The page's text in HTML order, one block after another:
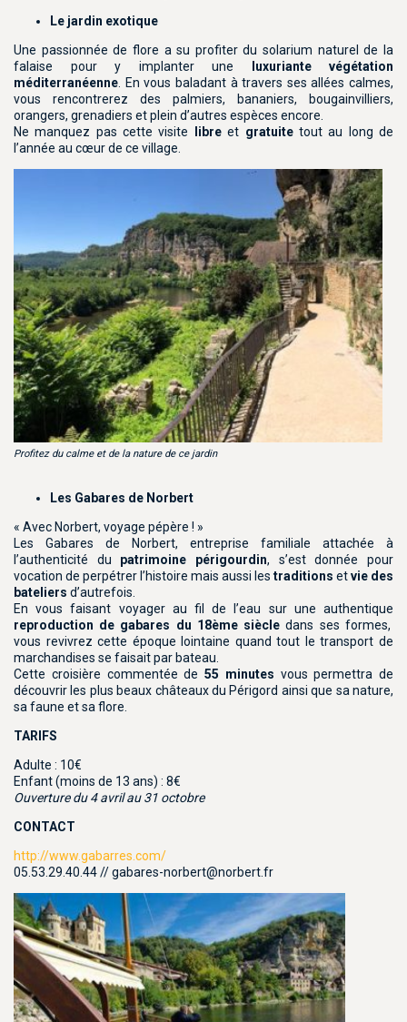
Le jardin exotique
Une passionnée de flore a su profiter du solarium naturel de la
falaise pour y implanter une
luxuriante végétation
méditerranéenne . En vous baladant à travers ses allées calmes,
vous rencontrerez des palmiers, bananiers, bougainvilliers,
orangers, grenadiers et plein d’autres espèces encore.
Ne manquez pas cette visite
libreet gratuitetout au long de
l’année au cœur de ce village.
Profitez du calme et de la nature de ce jardin
Les Gabares de Norbert
« Avec Norbert, voyage pépère ! »
Les Gabares de Norbert, entreprise familiale attachée à
l’authenticité du patrimoine périgourdin, s’est donnée pour
vocation de perpétrer l’histoire mais aussi les traditions etvie des
bateliers d’autrefois.
En vous faisant voyager au fil de l’eau sur une authentique
reproduction de gabares du 18ème siècle dans ses formes,
vous revivrez cette époque lointaine quand tout le transport de
marchandises se faisait par bateau.
Cette croisière commentée de 55 minutes vous permettra de
découvrir les plus beaux châteaux du Périgord ainsi que sa nature,
sa faune et sa flore.
TARIFS
Adulte : 10€
Enfant (moins de 13 ans) : 8€
Ouverture du 4 avril au 31 octobre
CONTACT
http://www.gabarres.com/
05.53.29.40.44 // gabares-norbert@norbert.fr